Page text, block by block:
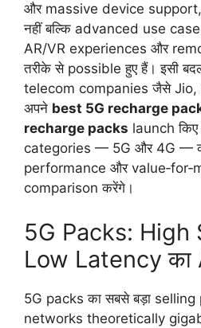
और massive device support,
नहीं बल्कि advanced use
AR/VR experiences और
तरीके से possible हुए हैं। इसी
telecom companies जैसे
अपने best 5G recharge
recharge packs launch
categories — 5G और 4G —
performance और
comparison करेंगे।
5G Packs:
Low Latency
5G packs का सबसे बड़ा
networks theoretically